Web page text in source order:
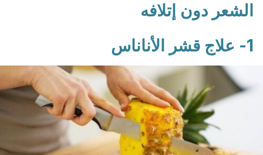
الشعر دون إتلافه
1- علاج قشر الأناناس